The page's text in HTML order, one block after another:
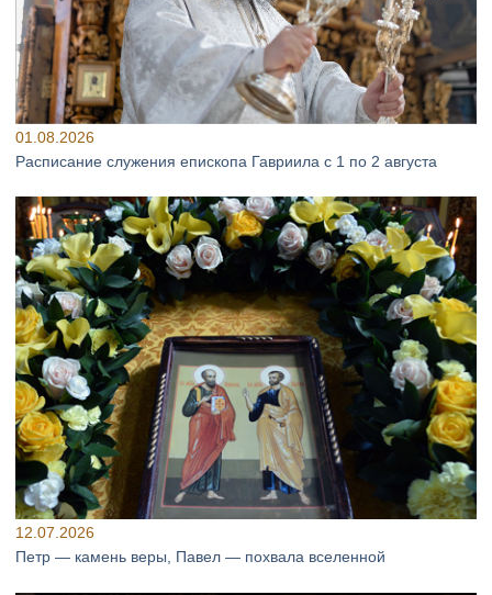
01.08.2026
Расписание служения епископа Гавриила с 1 по 2 августа
12.07.2026
Петр — камень веры, Павел — похвала вселенной